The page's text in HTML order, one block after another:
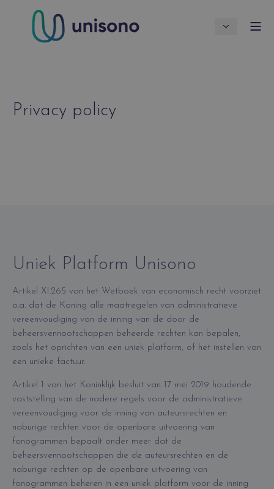
Privacy policy
Uniek Platform Unisono
Artikel XI.265 van het Wetboek van economisch recht voorziet
o.a. dat de Koning alle maatregelen van administratieve
vereenvoudiging van de inning van de door de
beheersvennootschappen beheerde rechten kan bepalen,
zoals het oprichten van een uniek platform, of het instellen van
een unieke factuur.
Artikel 1 van het Koninklijk besluit van 17 mei 2019 houdende
vaststelling van de nadere regels voor de administratieve
vereenvoudiging voor de inning van auteursrechten en
naburige rechten voor de openbare uitvoering van
fonogrammen bepaalt onder meer dat de
beheersvennootschappen die de auteursrechten en de
naburige rechten op de openbare uitvoering van
fonogrammen beheren in een uniek platform voor de inning